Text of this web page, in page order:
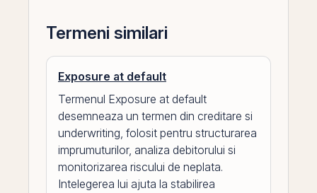
Termeni similari
Exposure at default
Termenul Exposure at default
desemneaza un termen din creditare si
underwriting, folosit pentru structurarea
imprumuturilor, analiza debitorului si
monitorizarea riscului de neplata.
Intelegerea lui ajuta la stabilirea